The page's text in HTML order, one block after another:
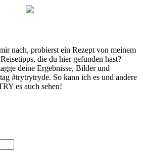
nach, probierst ein Rezept von meinem
die du hier gefunden hast?
deine Ergebnisse, Bilder und
#trytrytryde. So kann ich es und andere
es auch sehen!